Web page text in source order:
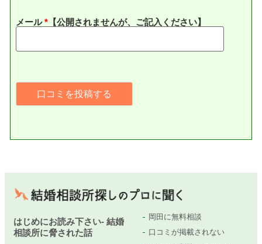
メール* 【公開されませんが、ご記入ください】
はじめにお読み下さい- 結婚
相談所に脅された話
岡田に無料相談
口コミが掲載されない